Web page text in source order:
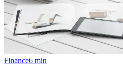
Finance6 min